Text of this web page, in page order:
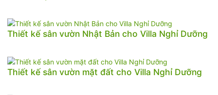
Thiết kế sân vườn Nhật Bản cho Villa Nghỉ Dưỡng
Thiết kế sân vườn mặt đất cho Villa Nghỉ Dưỡng